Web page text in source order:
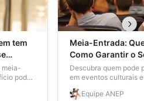
tem
meia-
pode
Meia-Entrada:
Como Garantir o
Eventos Culturais
Descubra quem pode
em eventos culturais
carteira de estudante
Equipe ANEP